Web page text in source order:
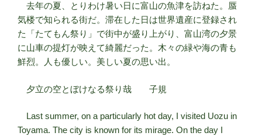
去年の夏、とりわけ暑い日に富山の魚津を訪ねた。蜃
気楼で知られる街だ。滞在した日は世界遺産に登録され
た「たてもん祭り」で街中が盛り上がり、富山湾の夕景
に山車の提灯が映えて綺麗だった。木々の緑や海の青も
鮮烈。人も優しい。美しい夏の思い出。
夕立の空とぼけなる祭り哉 子規
Last summer, on a particularly hot day, I visited Uozu in
Toyama. The city is known for its mirage. On the day I